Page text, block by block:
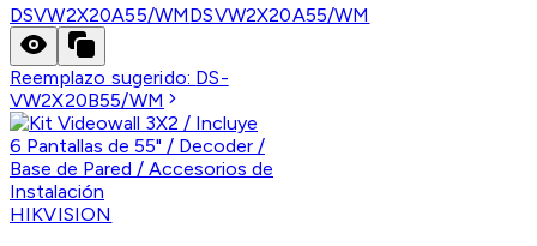
DSVW2X20A55/WMDSVW2X20A55/WM
Reemplazo sugerido: DS-
VW2X20B55/WM
HIKVISION